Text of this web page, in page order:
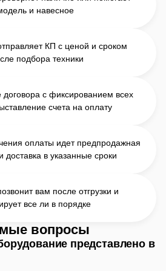
и навесное
КП с ценой и сроком
подбора техники
договора с фиксированием всех
счета на оплату
оплаты идет предпродажная
доставка в указанные сроки
вам после отгрузки и
все ли в порядке
вопросы
представлено в